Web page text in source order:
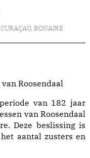
CURAÇAO, BONAIRE
Roosendaal
van 182 jaar
van Roosendaal
Deze beslissing is
aantal zusters en